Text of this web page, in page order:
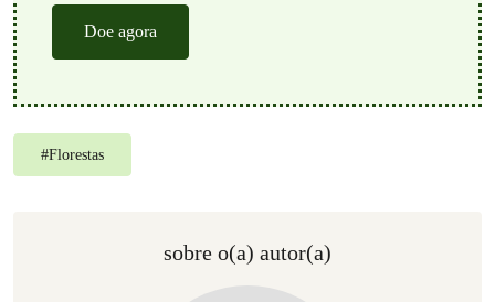
Doe agora
#Florestas
sobre o(a) autor(a)